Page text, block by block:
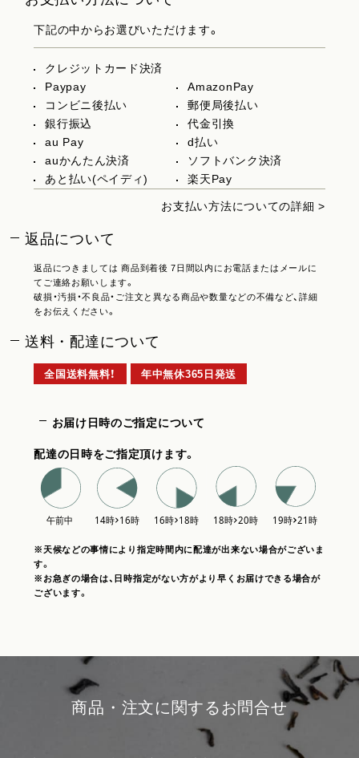
下記の中からお選びいただけます。
クレジットカード決済
Paypay
AmazonPay
コンビニ後払い
郵便局後払い
銀行振込
代金引換
au Pay
d払い
auかんたん決済
ソフトバンク決済
あと払い(ペイディ)
楽天Pay
お支払い方法についての詳細 >
返品について
返品につきましては 商品到着後 7日間以内にお電話またはメールに
てご連絡お願いします。
破損・汚損・不良品・ご注文と異なる商品や数量などの不備など、詳細
をお伝えください。
送料・配達について
全国送料無料！ 年中無休365日発送
お届け日時のご指定について
配達の日時をご指定頂けます。
※天候などの事情により指定時間内に配達が出来ない場合がございま
す。
※お急ぎの場合は、日時指定がない方がより早くお届けできる場合が
ございます。
商品・注文に関するお問合せ